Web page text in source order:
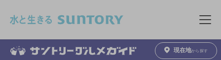
メニュ
現在地から探す